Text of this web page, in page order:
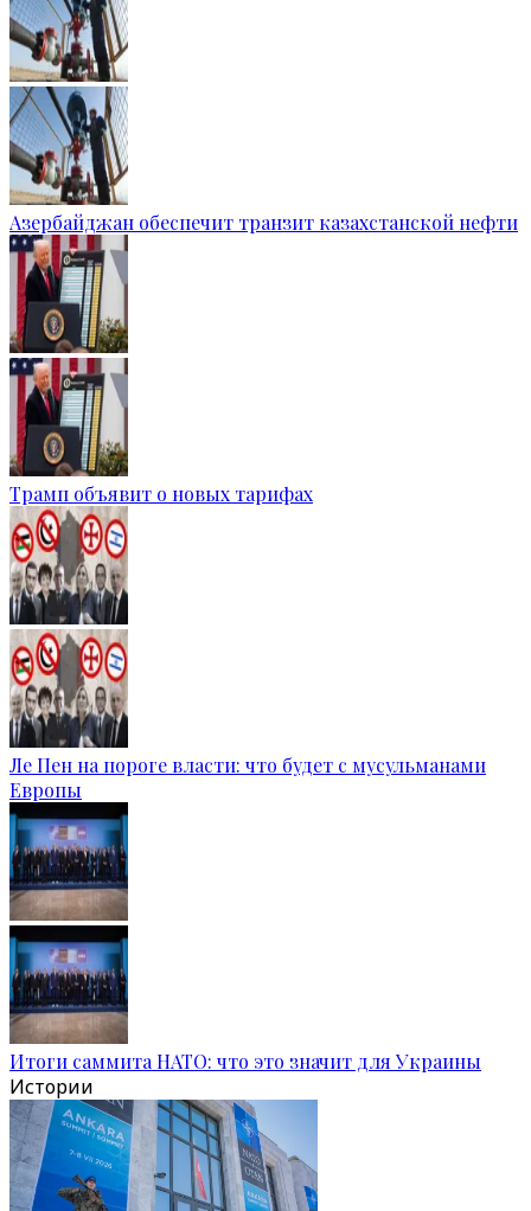
Азербайджан обеспечит транзит казахстанской нефти
Трамп объявит о новых тарифах
Ле Пен на пороге власти: что будет с мусульманами
Европы
Итоги саммита НАТО: что это значит для Украины
Истории